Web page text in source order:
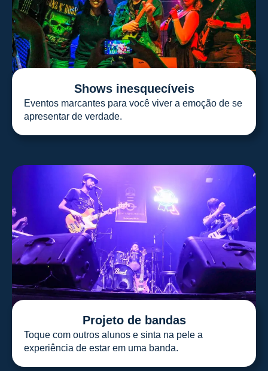
Shows inesquecíveis
Eventos marcantes para você viver a emoção de se
apresentar de verdade.
Projeto de bandas
Toque com outros alunos e sinta na pele a
experiência de estar em uma banda.